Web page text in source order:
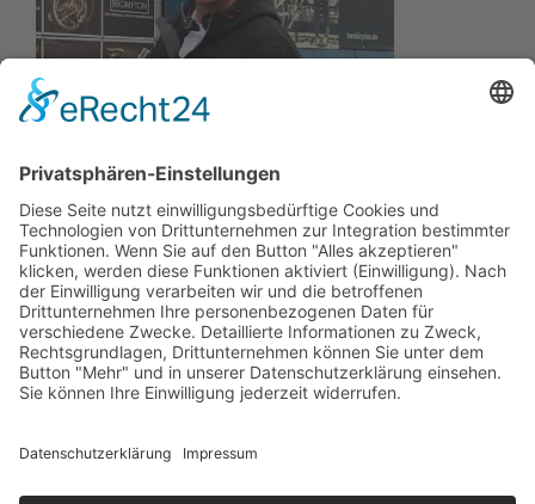
Wir wollen Ihr persönlicher Online Marine Spezialist sein,
der sich auf die Fahne geschrieben hat, der zuverlässigste
und preiswerteste Anbieter zu sein.
Wir sind ständig im Wachstum und wissen Ihr Vertrauen zu
schätzen.
Kay-Lucas Kaniewski